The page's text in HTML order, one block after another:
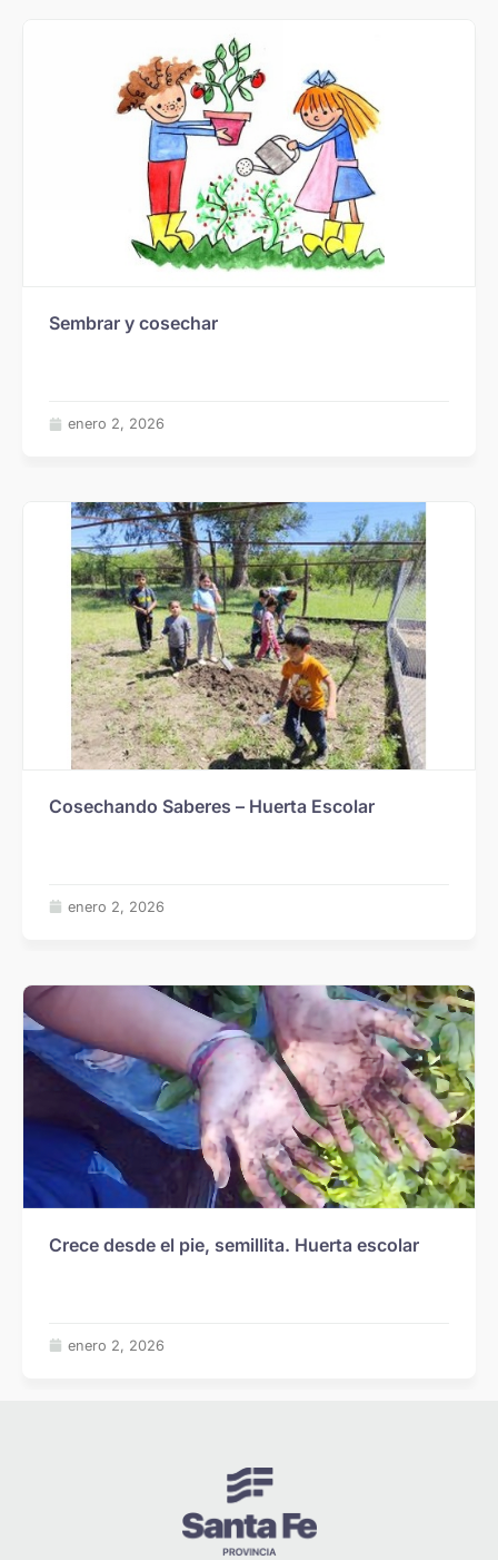
Sembrar y cosechar
enero 2, 2026
Cosechando Saberes – Huerta Escolar
enero 2, 2026
Crece desde el pie, semillita. Huerta escolar
enero 2, 2026